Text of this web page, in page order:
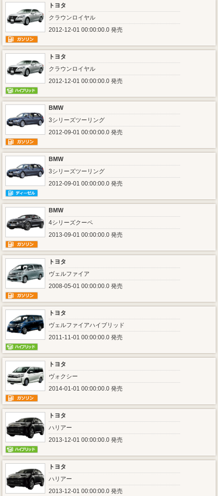
トヨタ
クラウンロイヤル
2012-12-01 00:00:00.0 発売
トヨタ
クラウンロイヤル
2012-12-01 00:00:00.0 発売
BMW
3シリーズツーリング
2012-09-01 00:00:00.0 発売
BMW
3シリーズツーリング
2012-09-01 00:00:00.0 発売
BMW
4シリーズクーペ
2013-09-01 00:00:00.0 発売
トヨタ
ヴェルファイア
2008-05-01 00:00:00.0 発売
トヨタ
ヴェルファイアハイブリッド
2011-11-01 00:00:00.0 発売
トヨタ
ヴォクシー
2014-01-01 00:00:00.0 発売
トヨタ
ハリアー
2013-12-01 00:00:00.0 発売
トヨタ
ハリアー
2013-12-01 00:00:00.0 発売